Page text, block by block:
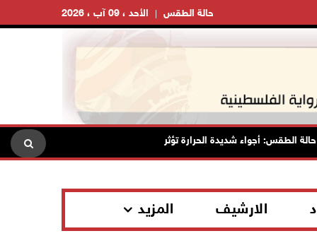
الأحد ، 09 آب ، 2026 حالة الطقس
أجواء شديدة الحرارة تؤثر على البلاد بدءا من اليوم مصر:
الارشيف المزيد